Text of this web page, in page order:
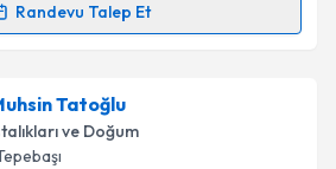
Randevu Talep Et
Talebi
için randevu takvimi talebi
uzmandan randevu almanız için bir
e-posta ile bilgilendireceğiz.
Tatoğlu
ve Doğum